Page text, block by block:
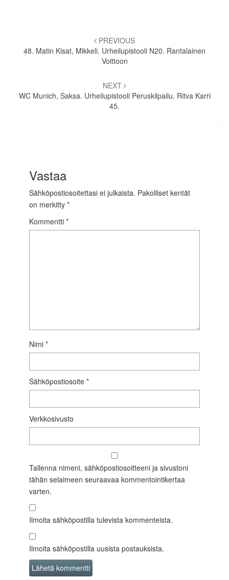
selaus
PREVIOUS
48. Matin Kisat, Mikkeli. Urheilupistooli N20. Rantalainen
Voittoon
NEXT
WC Munich, Saksa. Urheilupistooli Peruskilpailu. Ritva Karri
45.
Vastaa
Sähköpostiosoitettasi ei julkaista. Pakolliset kentät
on merkitty *
Kommentti *
Nimi *
Sähköpostiosoite *
Verkkosivusto
Tallenna nimeni, sähköpostiosoitteeni ja sivustoni
tähän selaimeen seuraavaa kommentointikertaa
varten.
Ilmoita sähköpostilla tulevista kommenteista.
Ilmoita sähköpostilla uusista postauksista.